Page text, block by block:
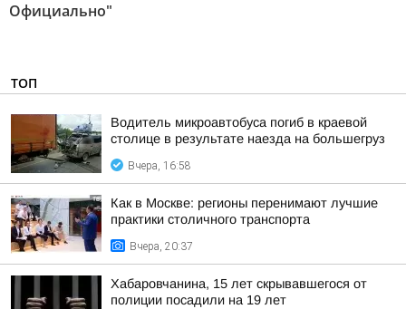
Официально"
ТОП
Водитель микроавтобуса погиб в краевой
столице в результате наезда на большегруз
Вчера, 16:58
Как в Москве: регионы перенимают лучшие
практики столичного транспорта
Вчера, 20:37
Хабаровчанина, 15 лет скрывавшегося от
полиции посадили на 19 лет